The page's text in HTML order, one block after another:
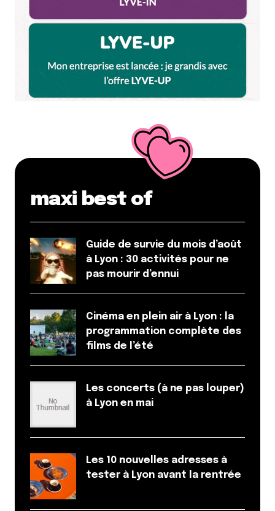
maxi best of
Guide de survie du mois d’août
à Lyon : 30 activités pour ne
pas mourir d’ennui
Cinéma en plein air à Lyon : la
programmation complète des
films de l’été
Les concerts (à ne pas louper)
à Lyon en mai
Les 10 nouvelles adresses à
tester à Lyon avant la rentrée